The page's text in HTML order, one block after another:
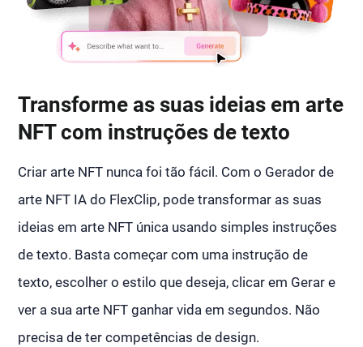
Transforme as suas ideias em arte
NFT com instruções de texto
Criar arte NFT nunca foi tão fácil. Com o Gerador de
arte NFT IA do FlexClip, pode transformar as suas
ideias em arte NFT única usando simples instruções
de texto. Basta começar com uma instrução de
texto, escolher o estilo que deseja, clicar em Gerar e
ver a sua arte NFT ganhar vida em segundos. Não
precisa de ter competências de design.